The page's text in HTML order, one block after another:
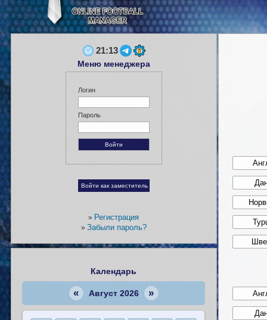
21:13
Меню менеджера
Логин
Пароль
» Регистрация
» Забыли пароль?
Календарь
« Август 2026 »